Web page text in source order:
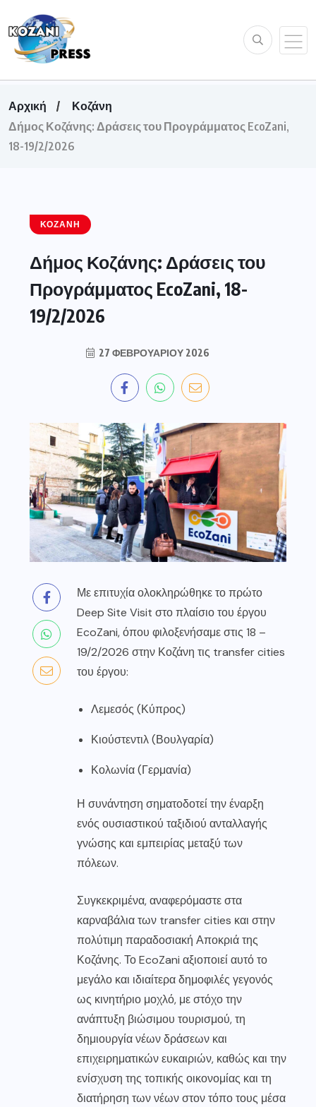
Αρχική
Κοζάνη
Δήμος Κοζάνης: Δράσεις του Προγράμματος EcoZani,
18-19/2/2026
ΚΟΖΆΝΗ
Δήμος Κοζάνης: Δράσεις του
Προγράμματος EcoZani, 18-
19/2/2026
27 ΦΕΒΡΟΥΑΡΊΟΥ 2026
Με επιτυχία ολοκληρώθηκε το πρώτο
Deep Site Visit στο πλαίσιο του έργου
EcoZani, όπου φιλοξενήσαμε στις 18 –
19/2/2026 στην Κοζάνη τις transfer cities
του έργου:
Λεμεσός (Κύπρος)
Κιούστεντιλ (Βουλγαρία)
Κολωνία (Γερμανία)
Η συνάντηση σηματοδοτεί την έναρξη
ενός ουσιαστικού ταξιδιού ανταλλαγής
γνώσης και εμπειρίας μεταξύ των
πόλεων.
Συγκεκριμένα, αναφερόμαστε στα
καρναβάλια των transfer cities και στην
πολύτιμη παραδοσιακή Αποκριά της
Κοζάνης. Το EcoZani αξιοποιεί αυτό το
μεγάλο και ιδιαίτερα δημοφιλές γεγονός
ως κινητήριο μοχλό, με στόχο την
ανάπτυξη βιώσιμου τουρισμού, τη
δημιουργία νέων δράσεων και
επιχειρηματικών ευκαιριών, καθώς και την
ενίσχυση της τοπικής οικονομίας και τη
διατήρηση των νέων στον τόπο τους μέσα